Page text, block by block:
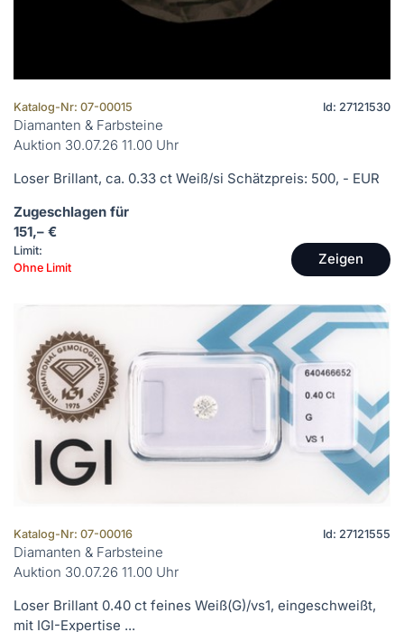
Katalog-Nr: 07-00015 Id: 27121530
Diamanten & Farbsteine
Auktion 30.07.26 11.00 Uhr
Loser Brillant, ca. 0.33 ct Weiß/si Schätzpreis: 500, - EUR
Zugeschlagen für
151,– €
Limit:
Ohne Limit
Zeigen
Katalog-Nr: 07-00016 Id: 27121555
Diamanten & Farbsteine
Auktion 30.07.26 11.00 Uhr
Loser Brillant 0.40 ct feines Weiß(G)/vs1, eingeschweißt,
mit IGI-Expertise ...